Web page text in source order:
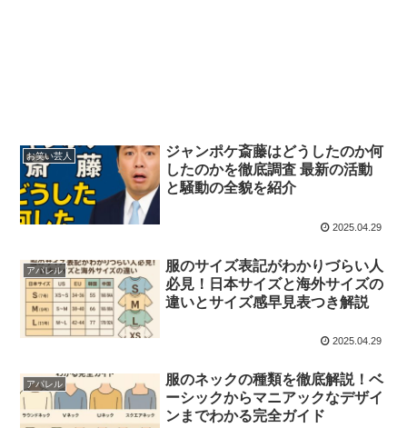
お笑い芸人
ジャンポケ斎藤はどうしたのか何
したのかを徹底調査 最新の活動
と騒動の全貌を紹介
2025.04.29
アパレル
服のサイズ表記がわかりづらい人
必見！日本サイズと海外サイズの
違いとサイズ感早見表つき解説
2025.04.29
アパレル
服のネックの種類を徹底解説！ベ
ーシックからマニアックなデザイ
ンまでわかる完全ガイド